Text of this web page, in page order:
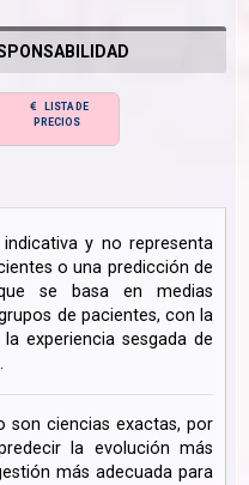
LISTA DE
PRECIOS
y no representa
o una predicción de
se basa en medias
de pacientes, con la
experiencia sesgada de
son ciencias exactas, por
la evolución más
más adecuada para